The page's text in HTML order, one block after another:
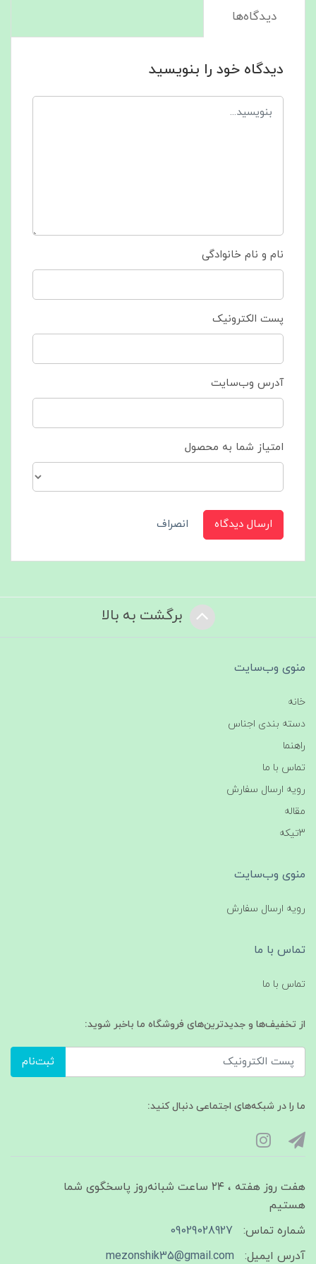
دیدگاه‌ها
دیدگاه خود را بنویسید
نام و نام خانوادگی
پست الکترونیک
آدرس وب‌سایت
امتیاز شما به محصول
ارسال دیدگاه انصراف
برگشت به بالا
منوی وب‌سایت
خانه
دسته بندی اجناس
راهنما
تماس با ما
رویه ارسال سفارش
مقاله
3تیکه
منوی وب‌سایت
رویه ارسال سفارش
تماس با ما
تماس با ما
از تخفیف‌ها و جدیدترین‌های فروشگاه ما باخبر شوید:
ثبت‌نام
ما را در شبکه‌های اجتماعی دنبال کنید:
هفت روز هفته ، ۲۴ ساعت شبانه‌روز پاسخگوی شما
هستیم
شماره تماس:
09029028927
آدرس ایمیل:
mezonshik35@gmail.com